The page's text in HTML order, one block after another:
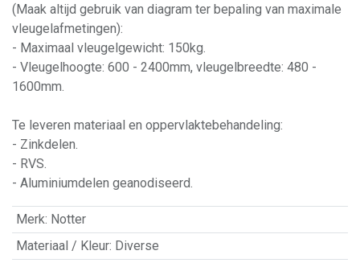
(Maak altijd gebruik van diagram ter bepaling van maximale
vleugelafmetingen):
- Maximaal vleugelgewicht: 150kg.
- Vleugelhoogte: 600 - 2400mm, vleugelbreedte: 480 -
1600mm.
Te leveren materiaal en oppervlaktebehandeling:
- Zinkdelen.
- RVS.
- Aluminiumdelen geanodiseerd.
Merk: Notter
Materiaal / Kleur: Diverse